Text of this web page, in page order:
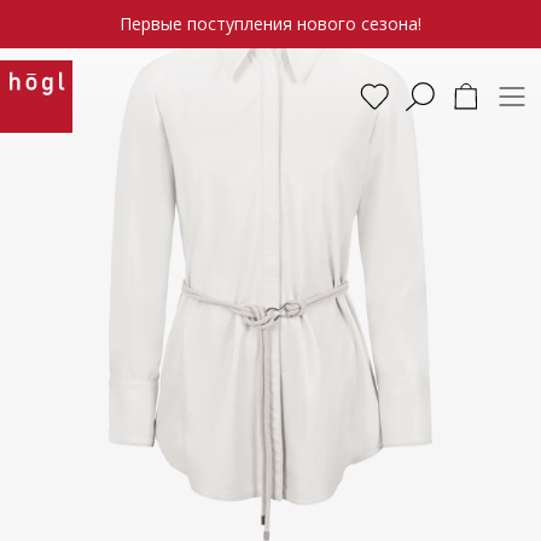
Первые поступления нового сезона!